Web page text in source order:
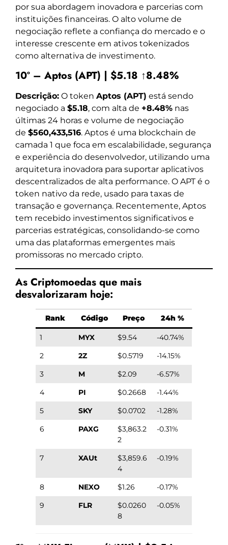
por sua abordagem inovadora e parcerias com
instituições financeiras. O alto volume de
negociação reflete a confiança do mercado e o
interesse crescente em ativos tokenizados
como alternativa de investimento.
10º – Aptos (APT) | $5.18 ↑8.48%
Descrição: O token Aptos (APT) está sendo
negociado a $5.18, com alta de +8.48% nas
últimas 24 horas e volume de negociação
de $560,433,516. Aptos é uma blockchain de
camada 1 que foca em escalabilidade, segurança
e experiência do desenvolvedor, utilizando uma
arquitetura inovadora para suportar aplicativos
descentralizados de alta performance. O APT é o
token nativo da rede, usado para taxas de
transação e governança. Recentemente, Aptos
tem recebido investimentos significativos e
parcerias estratégicas, consolidando-se como
uma das plataformas emergentes mais
promissoras no mercado cripto.
As Criptomoedas que mais
desvalorizaram hoje:
Rank Código Preço 24h %
1 MYX $9.54
-40.74%
2
2Z $0.5719
-14.15%
3
M $2.09
-6.57%
4
PI $0.2668
-1.44%
5
SKY $0.0702
-1.28%
6
PAXG
$3,863.2
2
-0.31%
7 XAUt
$3,859.6
4
-0.19%
8 NEXO $1.26
-0.17%
9
FLR
$0.0260
8
-0.05%